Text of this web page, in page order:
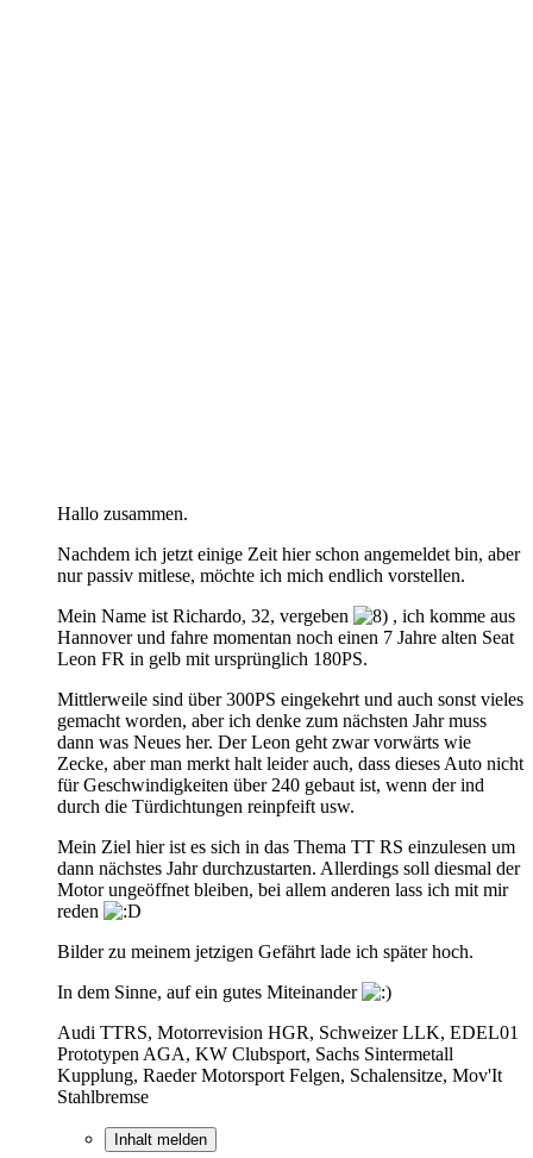
Hallo zusammen.
Nachdem ich jetzt einige Zeit hier schon angemeldet bin, aber
nur passiv mitlese, möchte ich mich endlich vorstellen.
Mein Name ist Richardo, 32, vergeben
, ich komme aus
Hannover und fahre momentan noch einen 7 Jahre alten Seat
Leon FR in gelb mit ursprünglich 180PS.
Mittlerweile sind über 300PS eingekehrt und auch sonst vieles
gemacht worden, aber ich denke zum nächsten Jahr muss
dann was Neues her. Der Leon geht zwar vorwärts wie
Zecke, aber man merkt halt leider auch, dass dieses Auto nicht
für Geschwindigkeiten über 240 gebaut ist, wenn der ind
durch die Türdichtungen reinpfeift usw.
Mein Ziel hier ist es sich in das Thema TT RS einzulesen um
dann nächstes Jahr durchzustarten. Allerdings soll diesmal der
Motor ungeöffnet bleiben, bei allem anderen lass ich mit mir
reden
Bilder zu meinem jetzigen Gefährt lade ich später hoch.
In dem Sinne, auf ein gutes Miteinander
Audi TTRS, Motorrevision HGR, Schweizer LLK, EDEL01
Prototypen AGA, KW Clubsport, Sachs Sintermetall
Kupplung, Raeder Motorsport Felgen, Schalensitze, Mov'It
Stahlbremse
Inhalt melden